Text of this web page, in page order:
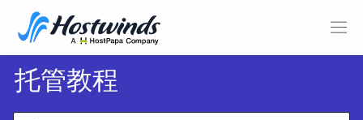
托管教程